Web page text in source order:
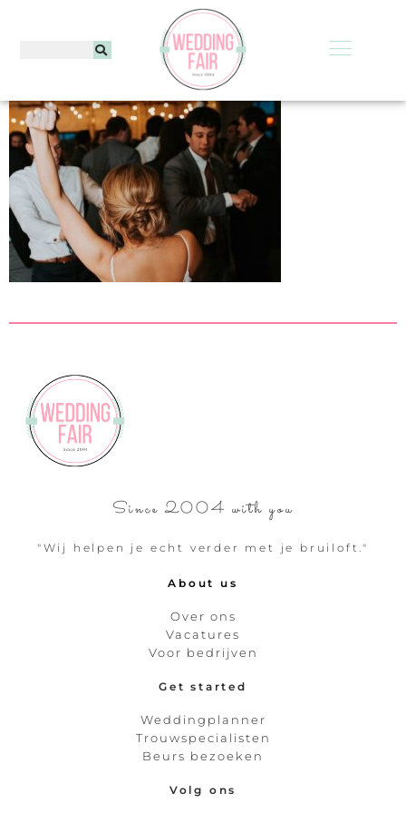
Since 2004 with you
"Wij helpen je echt verder met je bruiloft."
About us
Over ons
Vacatures
Voor bedrijven
Get started
Weddingplanner
Trouwspecialisten
Beurs bezoeken
Volg ons